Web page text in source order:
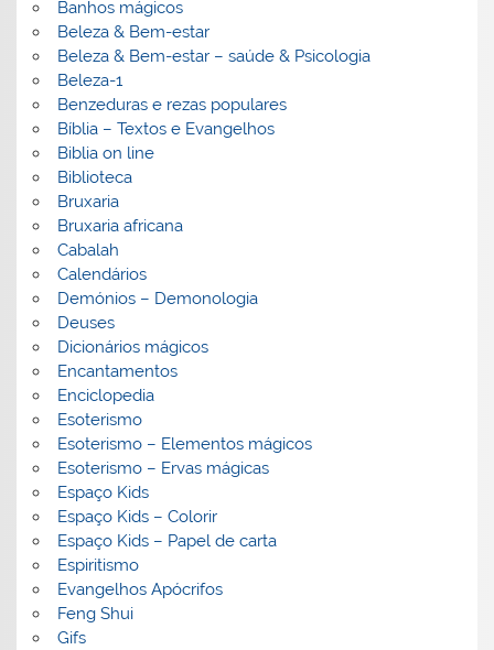
Banhos mágicos
Beleza & Bem-estar
Beleza & Bem-estar – saúde & Psicologia
Beleza-1
Benzeduras e rezas populares
Bíblia – Textos e Evangelhos
Biblia on line
Biblioteca
Bruxaria
Bruxaria africana
Cabalah
Calendários
Demónios – Demonologia
Deuses
Dicionários mágicos
Encantamentos
Enciclopedia
Esoterismo
Esoterismo – Elementos mágicos
Esoterismo – Ervas mágicas
Espaço Kids
Espaço Kids – Colorir
Espaço Kids – Papel de carta
Espiritismo
Evangelhos Apócrifos
Feng Shui
Gifs